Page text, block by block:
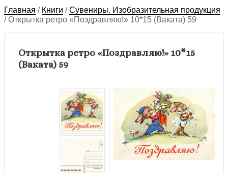
Главная / Книги /Сувениры. Изобразительная продукция
/Открытка ретро «Поздравляю!» 10*15 (Ваката) 59
Открытка ретро «Поздравляю!» 10*15
(Ваката) 59